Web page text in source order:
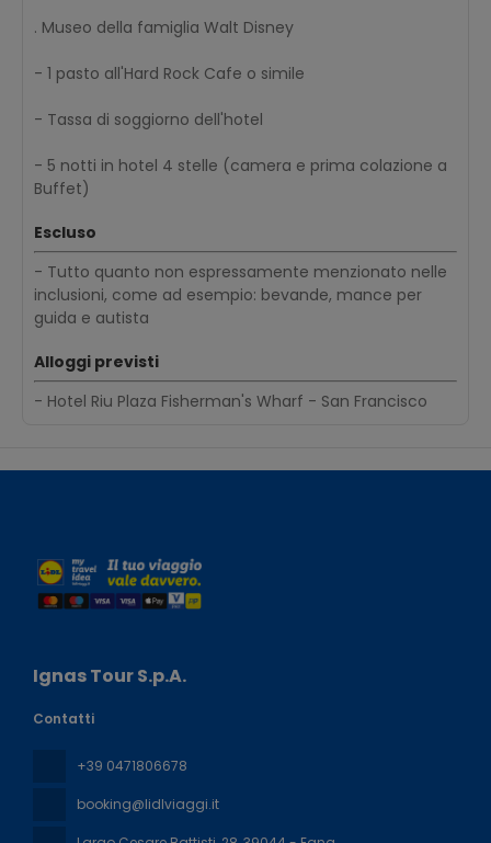
. Museo della famiglia Walt Disney
- 1 pasto all'Hard Rock Cafe o simile
- Tassa di soggiorno dell'hotel
- 5 notti in hotel 4 stelle (camera e prima colazione a
Buffet)
Escluso
- Tutto quanto non espressamente menzionato nelle
inclusioni, come ad esempio: bevande, mance per
guida e autista
Alloggi previsti
- Hotel Riu Plaza Fisherman's Wharf - San Francisco
Ignas Tour S.p.A.
Contatti
+39 0471806678
booking@lidlviaggi.it